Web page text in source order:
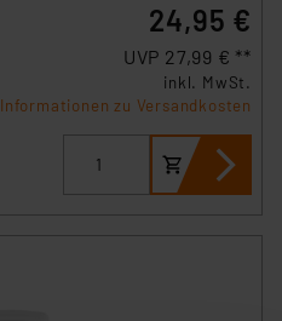
24,95 €
UVP 27,99 € **
inkl. MwSt.
Informationen zu Versandkosten